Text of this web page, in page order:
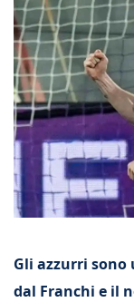
Gli azzurri
dal Franchi e il